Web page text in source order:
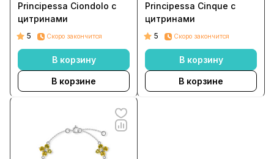
Principessa Ciondolo с
цитринами
5 Скоро закончится
В корзину
В корзине
Principessa Cinque с
цитринами
5 Скоро закончится
В корзину
В корзине